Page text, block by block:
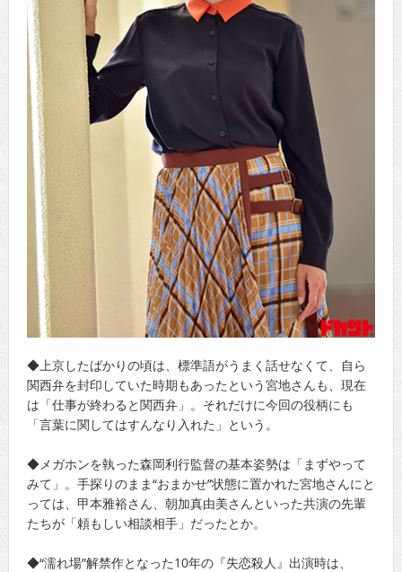
◆上京したばかりの頃は、標準語がうまく話せなくて、自ら
関西弁を封印していた時期もあったという宮地さんも、現在
は「仕事が終わると関西弁」。それだけに今回の役柄にも
「言葉に関してはすんなり入れた」という。
◆メガホンを執った森岡利行監督の基本姿勢は「まずやって
みて」。手探りのまま“おまかせ”状態に置かれた宮地さんにと
っては、甲本雅裕さん、朝加真由美さんといった共演の先輩
たちが「頼もしい相談相手」だったとか。
◆“濡れ場”解禁作となった10年の『失恋殺人』出演時は、